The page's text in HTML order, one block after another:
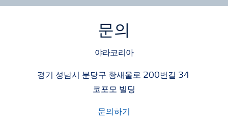
문의
야라코리아
경기 성남시 분당구 황새울로 200번길 34
코포모 빌딩
문의하기